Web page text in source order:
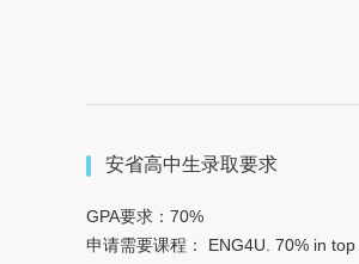
安省高中生录取要求
GPA要求：70%
申请需要课程： ENG4U. 70% in